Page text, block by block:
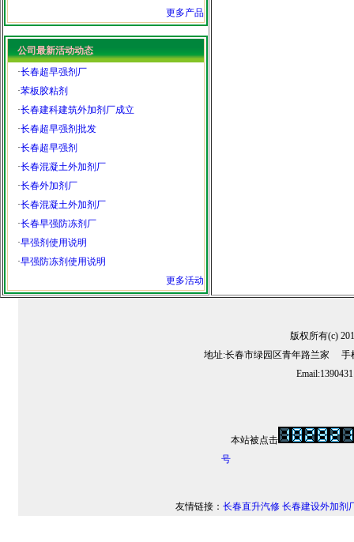
更多产品
公司最新活动动态
·长春超早强剂厂
·苯板胶粘剂
·长春建科建筑外加剂厂成立
·长春超早强剂批发
·长春超早强剂
·长春混凝土外加剂厂
·长春外加剂厂
·长春混凝土外加剂厂
·长春早强防冻剂厂
·早强剂使用说明
·早强防冻剂使用说明
更多活动
版权所有(c)
地址:长春市绿园区青年路兰家
本站被点击
号
友情链接： 长春直升汽修 长春建设外加剂